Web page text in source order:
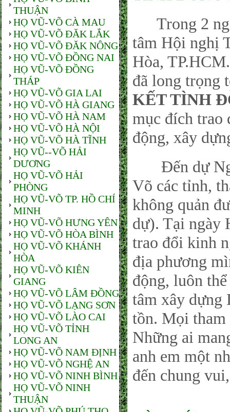
THUẬN
HỌ VŨ-VÕ CÀ MAU
HỌ VŨ-VÕ ĐĂK LẮK
HỌ VŨ-VÕ ĐĂK NÔNG
HỌ VŨ-VÕ ĐỒNG NAI
HỌ VŨ-VÕ ĐỒNG
THÁP
HỌ VŨ-VÕ GIA LAI
HỌ VŨ-VÕ HÀ GIANG
HỌ VŨ-VÕ HÀ NAM
HỌ VŨ-VÕ HÀ NỘI
HỌ VŨ-VÕ HÀ TĨNH
HỌ VŨ--VÕ HẢI
DƯƠNG
HỌ VŨ-VÕ HẢI
PHÒNG
HỌ VŨ-VÕ TP. HỒ CHÍ
MINH
HỌ VŨ-VÕ HƯNG YÊN
HỌ VŨ-VÕ HÒA BÌNH
HỌ VŨ-VÕ KHÁNH
HÒA
HỌ VŨ-VÕ KIÊN
GIANG
HỌ VŨ-VÕ LÂM ĐỒNG
HỌ VŨ-VÕ LẠNG SƠN
HỌ VŨ-VÕ LÀO CAI
HỌ VŨ-VÕ TỈNH
LONG AN
HỌ VŨ-VÕ NAM ĐỊNH
HỌ VŨ-VÕ NGHỆ AN
HỌ VŨ-VÕ NINH BÌNH
HỌ VŨ-VÕ NINH
THUẬN
Trong 2
tâm Hội nghị
Hòa,
đã long trọng
KẾT TÌNH
mục đích trao
động, xây
Đến dự
Võ các tỉnh,
không quản
dự). Tại ngày
trao đổi kinh
địa phương
động, luôn
tâm xây dựng
tồn. Mọi tham
Những ai
anh em một
đến chung